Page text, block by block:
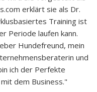
erklärt sie als Dr.
Training ist
Periode laufen kann.
Hundefreund, mein
und
ich der Perfekte
dem Business."